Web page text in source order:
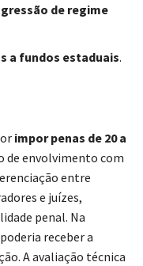
de regime
a fundos estaduais.
impor penas de 20 a
de envolvimento com
entre
e juízes,
penal. Na
receber a
A avaliação técnica